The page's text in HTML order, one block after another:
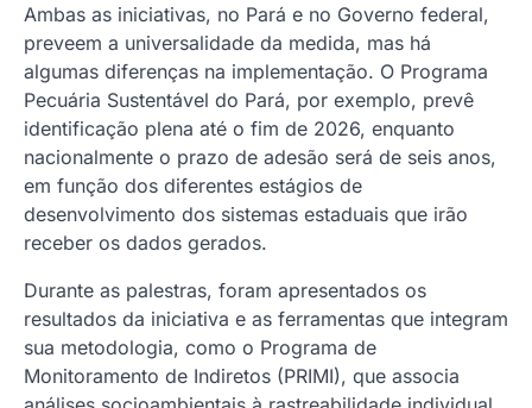
Ambas as iniciativas, no Pará e no Governo federal,
preveem a universalidade da medida, mas há
algumas diferenças na implementação. O Programa
Pecuária Sustentável do Pará, por exemplo, prevê
identificação plena até o fim de 2026, enquanto
nacionalmente o prazo de adesão será de seis anos,
em função dos diferentes estágios de
desenvolvimento dos sistemas estaduais que irão
receber os dados gerados.
Durante as palestras, foram apresentados os
resultados da iniciativa e as ferramentas que integram
sua metodologia, como o Programa de
Monitoramento de Indiretos (PRIMI), que associa